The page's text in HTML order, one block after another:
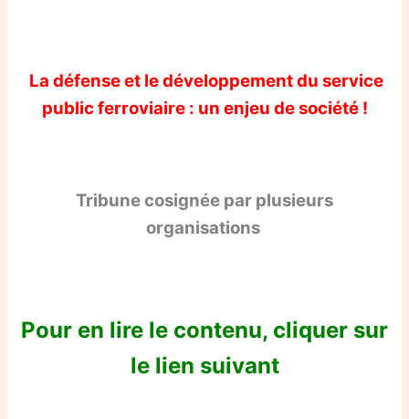
La défense et le développement du service
public ferroviaire : un enjeu de société !
Tribune cosignée par plusieurs
organisations
Pour en lire le contenu, cliquer sur
le lien suivant